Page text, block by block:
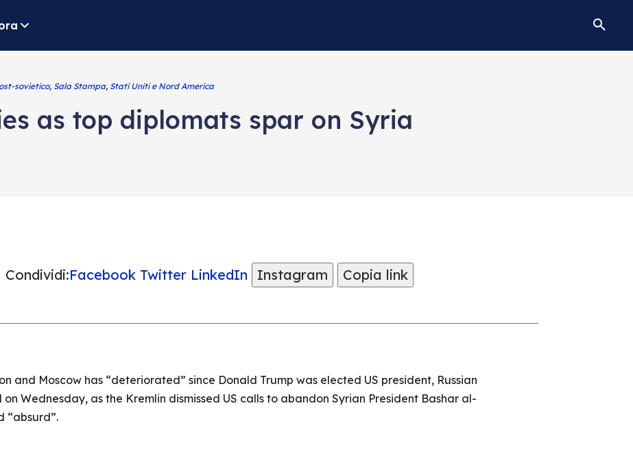
sovietico, Sala Stampa, Stati Uniti e Nord America
as top diplomats spar on Syria
Condividi:Facebook Twitter LinkedIn Instagram Copia link
and Moscow has “deteriorated” since Donald Trump was elected US president, Russian
Wednesday, as the Kremlin dismissed US calls to abandon Syrian President Bashar al-
“absurd”.